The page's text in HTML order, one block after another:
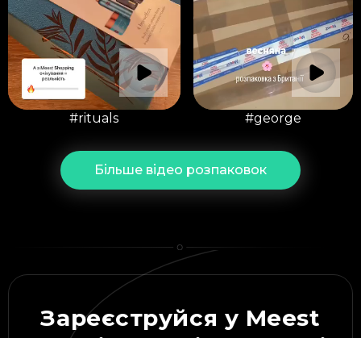
#rituals #george
Більше відео розпаковок
Зареєструйся у Meest